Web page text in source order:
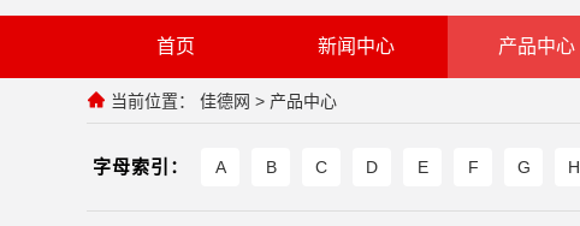
首页 新闻中心 产品中心
当前位置： 佳德网 > 产品中心
字母索引： A B C D E F G H